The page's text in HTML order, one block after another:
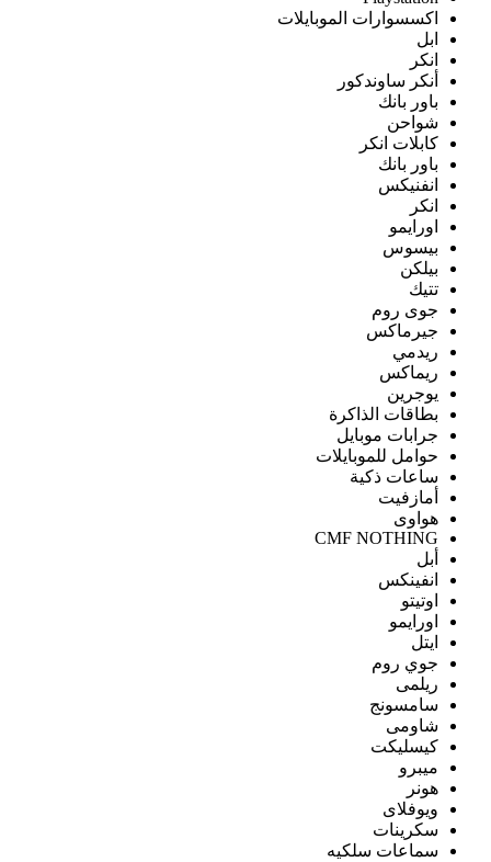
اكسسوارات الموبايلات
ابل
انكر
أنكر ساوندكور
باور بانك
شواحن
كابلات انكر
باور بانك
انفنيكس
انكر
اورايمو
بيسوس
بيلكن
تتيك
جوى روم
جيرماكس
ريدمي
ريماكس
يوجرين
بطاقات الذاكرة
جرابات موبايل
حوامل للموبايلات
ساعات ذكية
أمازفيت
هواوى
CMF NOTHING
أبل
انفينكس
اوتيتو
اورايمو
ايتل
جوي روم
ريلمى
سامسونج
شاومى
كيسليكت
ميبرو
هونر
ويوفلاى
سكرينات
سماعات سلكيه